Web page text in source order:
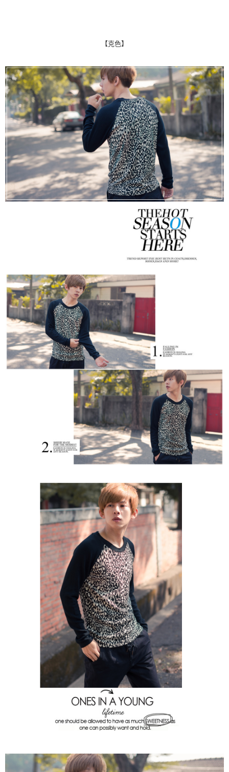
３．安心：先確認商品／服務後，再付款。
【「AFTEE先享後付」結帳流程】
１．於結帳方式選擇「AFTEE先享後付」後，將跳轉至「AFTEE先享後付」
結帳頁面，進行簡訊認證並確認金額後，即可完成結帳。
２．訂單成立數日內，您將收到繳費通知簡訊。
３．收到繳費通知簡訊後14天內，點擊此簡訊中的連結，可透過四大超商／
ATM／網路銀行／等多元方式進行付款，方視為交易完成。
※ 請注意：結帳手續完成當下不需立刻繳費，但若您需要取消訂單，請聯絡
購買商品的店家。未經商家同意取消之訂單仍視為有效，需透過AFTEE先享
後付繳納相關費用。
※ 交易是否成功請以「AFTEE先享後付 」之結帳頁面顯示為準，若有關於
是否繳費成功／繳費後需取消欲退款等相關疑問，請聯繫「AFTEE先享後付
客戶支援中心」
https://netprotections.freshdesk.com/support/home
【注意事項】
１．透過由恩沛科技股份有限公司提供之「AFTEE先享後付」服務完成之交
易，需依本服務之必要範圍內提供個人資料，並將交易相關給付款項請求債
２．關於個人資料處理事宜，請瀏覽以下網址：
３．未成年的使用者請事先徵得法定代理人或監護人之同意方可使用
「AFTEE先享後付」，若未經同意申辦者引起之損失，本公司不負相關責
時審查核予不同之上限額度；若仍有額度不足之情形，本公司將視審查結果
請求用戶進行身份認證。
５．嚴禁一人註冊多個帳號或使用他人資訊註冊。若發現惡意使用之情形，
恩沛科技股份有限公司將有權停止該用戶之使用額度並採取法律行動。
每筆NT$80，滿NT$1,800(含以上)免運費
先付款後全家取貨
每筆NT$80，滿NT$1,800(含以上)免運費
7-11付款取貨
每筆NT$80，滿NT$1,800(含以上)免運費
先付款後7-11取貨
每筆NT$80，滿NT$1,800(含以上)免運費
宅配
每筆NT$120，滿NT$3,000(含以上)免運費
【克色】